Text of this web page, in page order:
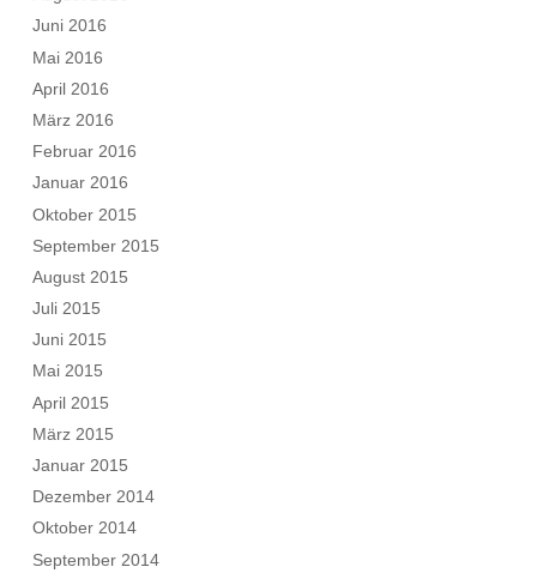
Juni 2016
Mai 2016
April 2016
März 2016
Februar 2016
Januar 2016
Oktober 2015
September 2015
August 2015
Juli 2015
Juni 2015
Mai 2015
April 2015
März 2015
Januar 2015
Dezember 2014
Oktober 2014
September 2014